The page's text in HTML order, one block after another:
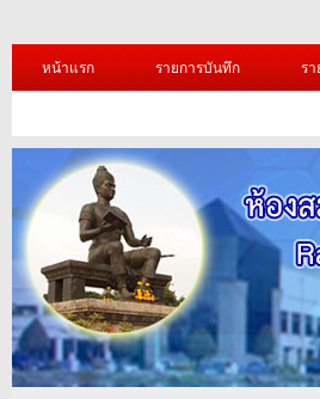
หน้าแรก รายการบันทึก ร